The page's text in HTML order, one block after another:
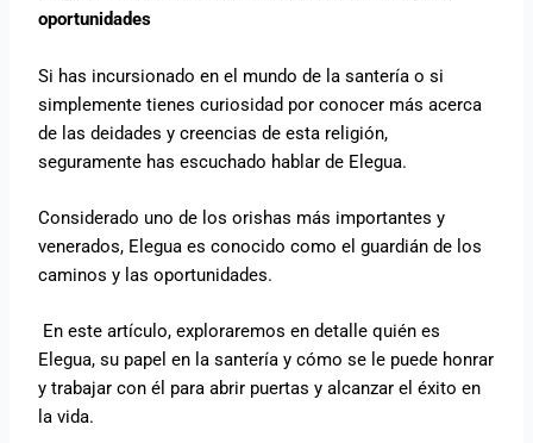
oportunidades
Si has incursionado en el mundo de la santería o si
simplemente tienes curiosidad por conocer más acerca
de las deidades y creencias de esta religión,
seguramente has escuchado hablar de Elegua.
Considerado uno de los orishas más importantes y
venerados, Elegua es conocido como el guardián de los
caminos y las oportunidades.
En este artículo, exploraremos en detalle quién es
Elegua, su papel en la santería y cómo se le puede honrar
y trabajar con él para abrir puertas y alcanzar el éxito en
la vida.